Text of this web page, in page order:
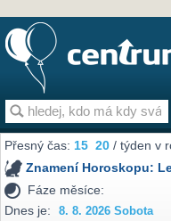
Přesný čas:15 20 / týden v
Znamení Horoskopu:
Fáze měsíce:
Dnes je:
8. 8. 2026 Sobota